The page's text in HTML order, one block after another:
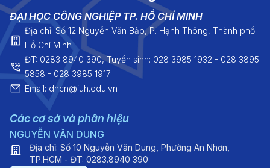
ĐẠI HỌC CÔNG NGHIỆP TP. HỒ CHÍ MINH
Địa chỉ: Số 12 Nguyễn Văn Bảo, P. Hạnh Thông, Thành phố
Hồ Chí Minh
ĐT: 0283 8940 390, Tuyển sinh: 028 3985 1932 - 028 3895
5858 - 028 3985 1917
Email: dhcn@iuh.edu.vn
Các cơ sở và phân hiệu
NGUYỄN VĂN DUNG
Địa chỉ: Số 10 Nguyễn Văn Dung, Phường An Nhơn,
TP.HCM - ĐT: 0283.8940 390